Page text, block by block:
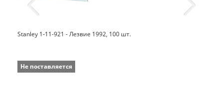
Stanley 1-11-921 - Лезвие 1992, 100 шт.
Не поставляется